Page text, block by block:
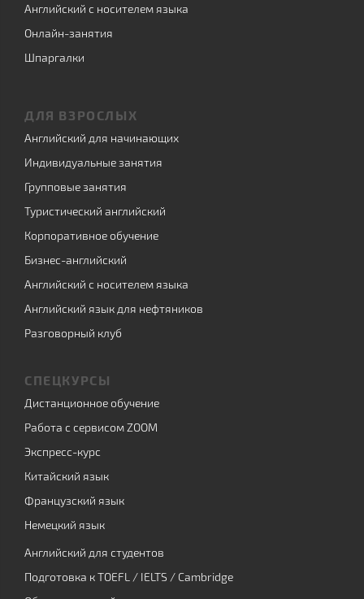
Английский с носителем языка
Онлайн-занятия
Шпаргалки
ДЛЯ ВЗРОСЛЫХ
Английский для начинающих
Индивидуальные занятия
Групповые занятия
Туристический английский
Корпоративное обучение
Бизнес-английский
Английский с носителем языка
Английский язык для нефтяников
Разговорный клуб
СПЕЦКУРСЫ
Дистанционное обучение
Работа с сервисом ZOOM
Экспресс-курс
Китайский язык
Французский язык
Немецкий язык
Английский для студентов
Подготовка к TOEFL / IELTS / Cambridge